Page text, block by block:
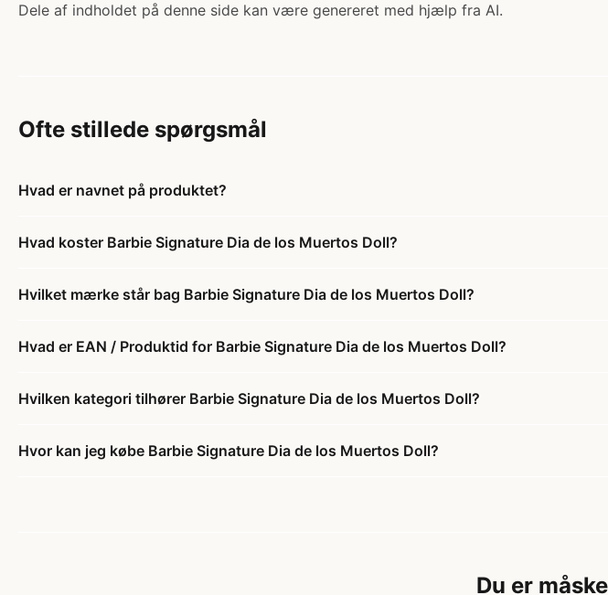
Dele af indholdet på denne side kan være genereret med hjælp fra AI.
Ofte stillede spørgsmål
Hvad er navnet på produktet?
Hvad koster Barbie Signature Dia de los Muertos Doll?
Hvilket mærke står bag Barbie Signature Dia de los Muertos Doll?
Hvad er EAN / Produktid for Barbie Signature Dia de los Muertos Doll?
Hvilken kategori tilhører Barbie Signature Dia de los Muertos Doll?
Hvor kan jeg købe Barbie Signature Dia de los Muertos Doll?
Du er